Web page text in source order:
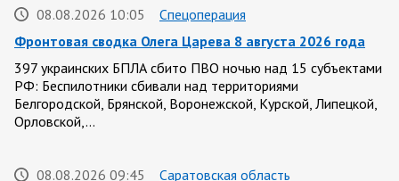
08.08.2026 10:05
Спецоперация
Фронтовая сводка Олега Царева 8 августа 2026 года
397 украинских БПЛА сбито ПВО ночью над 15 субъектами
РФ: Беспилотники сбивали над территориями
Белгородской, Брянской, Воронежской, Курской, Липецкой,
Орловской,…
08.08.2026 09:45
Саратовская область